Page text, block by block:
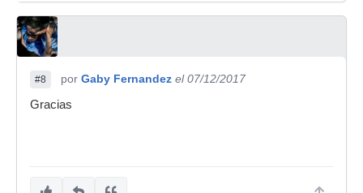
#8 por Gaby Fernandez el 07/12/2017
Gracias